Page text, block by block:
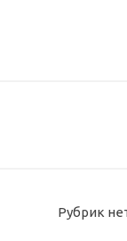
Рубрик